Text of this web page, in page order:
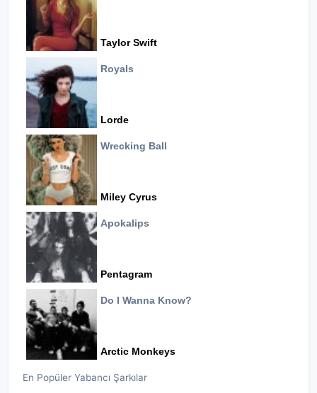
Taylor Swift
Royals
Lorde
Wrecking Ball
Miley Cyrus
Apokalips
Pentagram
Do I Wanna Know?
Arctic Monkeys
En Popüler Yabancı Şarkılar